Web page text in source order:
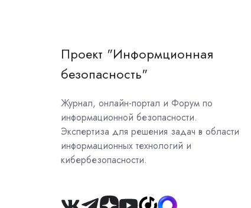
Проект "Информционная
безопасность"
Журнал, онлайн-портал и Форум по
информационной безопасности.
Экспертиза для решения задач в области
информационных технологий и
кибербезопасности.